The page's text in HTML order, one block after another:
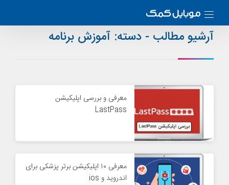
آرشیو مطالب - دسته: آموزش برنامه
معرفی و بررسی اپلیکیشن
LastPass
معرفی ۱۰ اپلیکیشن برتر پزشکی برای
اندروید و ios